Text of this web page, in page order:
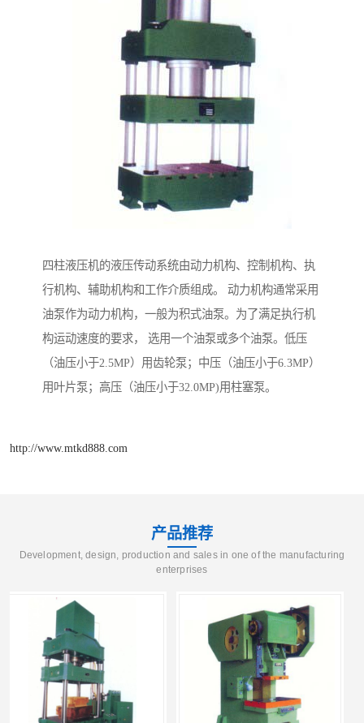
四柱液压机的液压传动系统由动力机构、控制机构、执
行机构、辅助机构和工作介质组成。 动力机构通常采用
油泵作为动力机构，一般为积式油泵。为了满足执行机
构运动速度的要求， 选用一个油泵或多个油泵。低压
（油压小于2.5MP）用齿轮泵；中压（油压小于6.3MP）
用叶片泵；高压（油压小于32.0MP)用柱塞泵。
http://www.mtkd888.com
产品推荐
Development, design, production and sales in one of the manufacturing
enterprises